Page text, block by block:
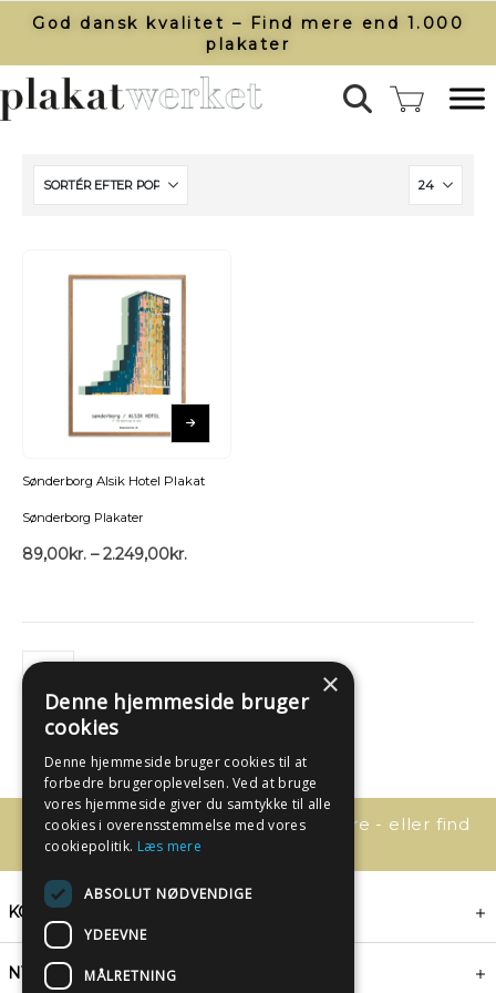
God dansk kvalitet – Find mere end 1.000
plakater​
Sønderborg Alsik Hotel Plakat
Sønderborg Plakater
89,00kr. – 2.249,00kr.
Har du spørgsmål, så kontakt os bare - eller find
svaret her:
KONTAKT
NYHEDSBREV
×
Denne hjemmeside bruger
cookies
Denne hjemmeside bruger cookies til at
forbedre brugeroplevelsen. Ved at bruge
vores hjemmeside giver du samtykke til alle
cookies i overensstemmelse med vores
cookiepolitik. Læs mere
ABSOLUT NØDVENDIGE
YDEEVNE
MÅLRETNING